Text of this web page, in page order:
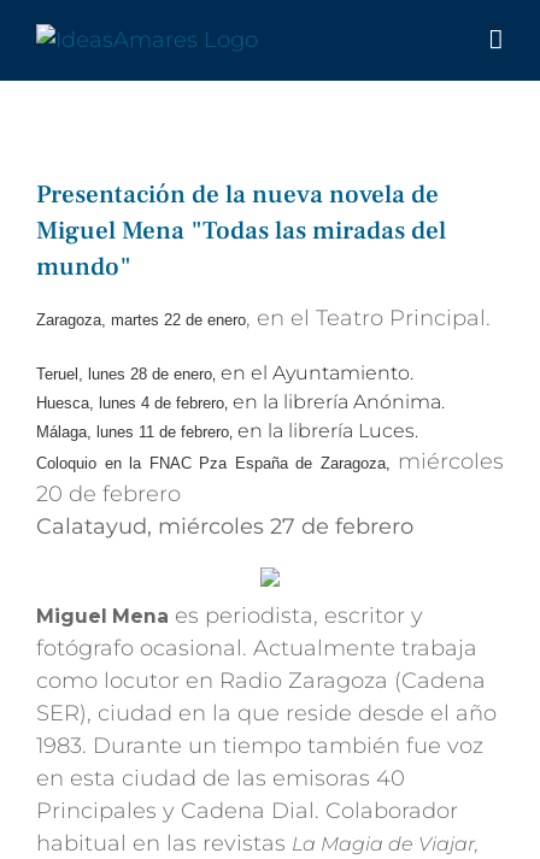
contenido
Presentación de la nueva novela de
Miguel Mena "Todas las miradas del
mundo"
Zaragoza, martes 22 de enero, en el Teatro Principal.
Teruel, lunes 28 de enero, en el Ayuntamiento.
Huesca, lunes 4 de febrero, en la librería Anónima.
Málaga, lunes 11 de febrero, en la librería Luces.
Coloquio en la FNAC Pza España de Zaragoza, miércoles
20 de febrero
Calatayud, miércoles 27 de febrero
Miguel Mena es periodista, escritor y
fotógrafo ocasional. Actualmente trabaja
como locutor en Radio Zaragoza (Cadena
SER), ciudad en la que reside desde el año
1983. Durante un tiempo también fue voz
en esta ciudad de las emisoras 40
Principales y Cadena Dial. Colaborador
habitual en las revistas La Magia de Viajar,